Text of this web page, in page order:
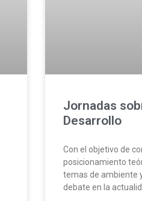
Jornadas
Desarrollo
Con el objetivo de
posicionamiento
temas de ambiente
debate en la